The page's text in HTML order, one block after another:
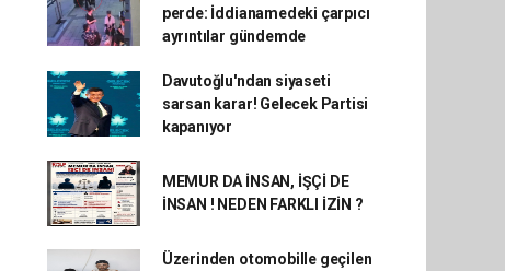
perde: İddianamedeki çarpıcı
ayrıntılar gündemde
Davutoğlu'ndan siyaseti
sarsan karar! Gelecek Partisi
kapanıyor
MEMUR DA İNSAN, İŞÇİ DE
İNSAN ! NEDEN FARKLI İZİN ?
Üzerinden otomobille geçilen